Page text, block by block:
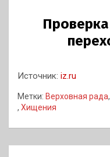
Источник: iz.ru
Метки: Верховная рада,
, Хищения